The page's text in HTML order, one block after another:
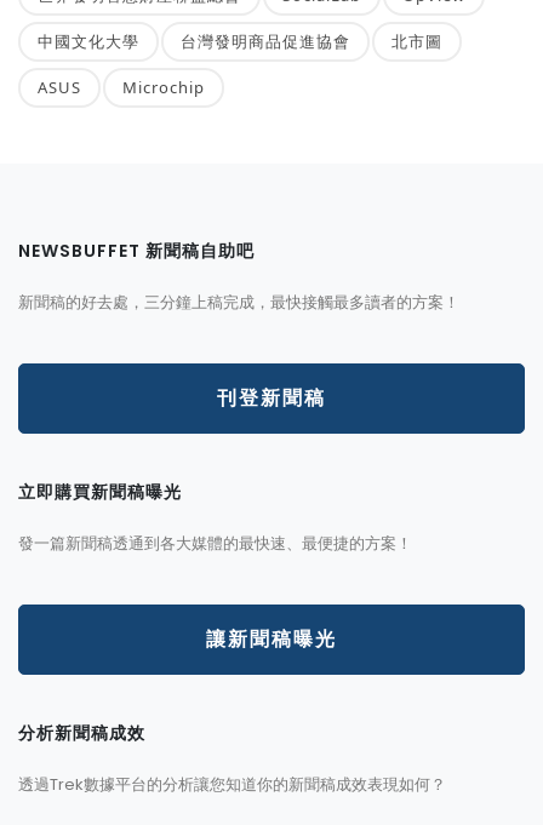
中國文化大學 台灣發明商品促進協會 北市圖
ASUS Microchip
NEWSBUFFET 新聞稿自助吧
新聞稿的好去處，三分鐘上稿完成，最快接觸最多讀者的方案！
刊登新聞稿
立即購買新聞稿曝光
發一篇新聞稿透通到各大媒體的最快速、最便捷的方案！
讓新聞稿曝光
分析新聞稿成效
透過Trek數據平台的分析讓您知道你的新聞稿成效表現如何？